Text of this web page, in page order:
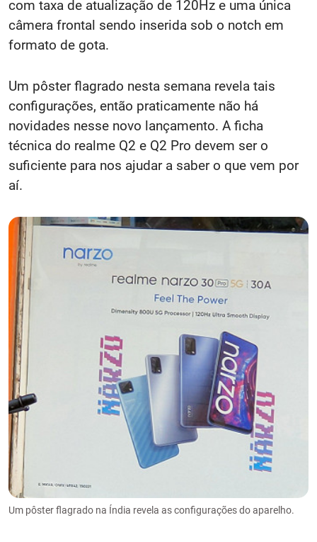
com taxa de atualização de 120Hz e uma única
câmera frontal sendo inserida sob o notch em
formato de gota.
Um pôster flagrado nesta semana revela tais
configurações, então praticamente não há
novidades nesse novo lançamento. A ficha
técnica do realme Q2 e Q2 Pro devem ser o
suficiente para nos ajudar a saber o que vem por
aí.
Um pôster flagrado na Índia revela as configurações do aparelho.